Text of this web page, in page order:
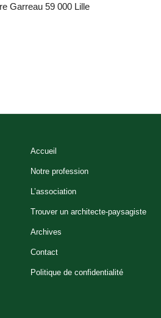
Garreau 59 000 Lille
Accueil
Notre profession
L’association
Trouver un architecte-paysagiste
Archives
Contact
Politique de confidentialité